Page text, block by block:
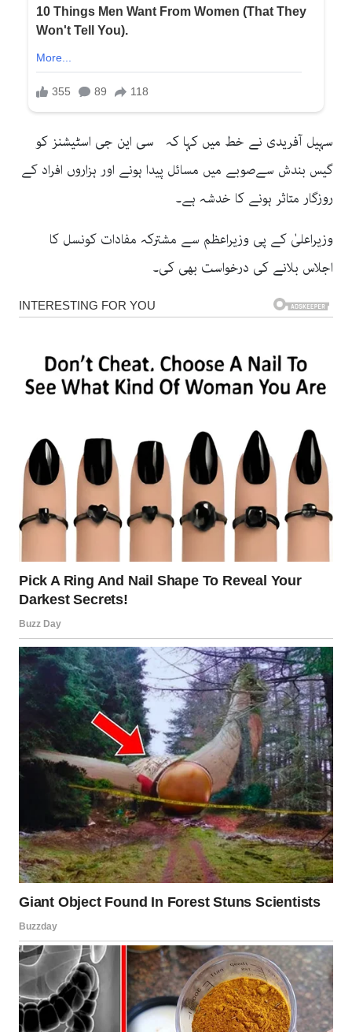
سہیل آفریدی نے خط میں کہا کہ سی این جی اسٹیشنز کو
گیس بندش سےصوبے میں مسائل پیدا ہونے اور ہزاروں افراد کے
روزگار متاثر ہونے کا خدشہ ہے۔
وزیراعلیٰ کے پی وزیراعظم سے مشترکہ مفادات کونسل کا
اجلاس بلانے کی درخواست بھی کی۔